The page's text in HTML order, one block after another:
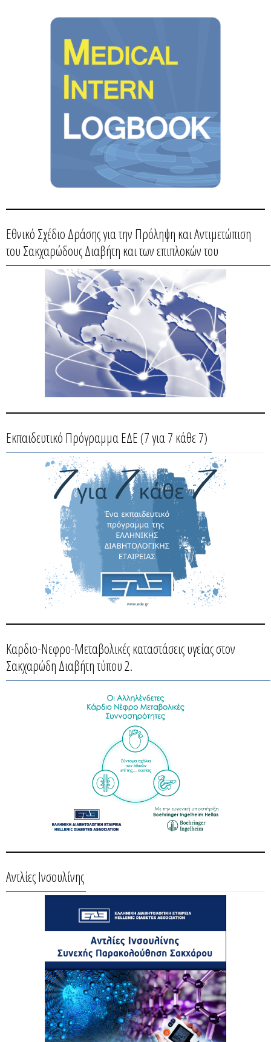
Εθνικό Σχέδιο Δράσης για την Πρόληψη και Αντιμετώπιση
του Σακχαρώδους Διαβήτη και των επιπλοκών του
Εκπαιδευτικό Πρόγραμμα ΕΔΕ (7 για 7 κάθε 7)
Καρδιο-Νεφρο-Μεταβολικές καταστάσεις υγείας στον
Σακχαρώδη Διαβήτη τύπου 2.
Αντλίες Ινσουλίνης